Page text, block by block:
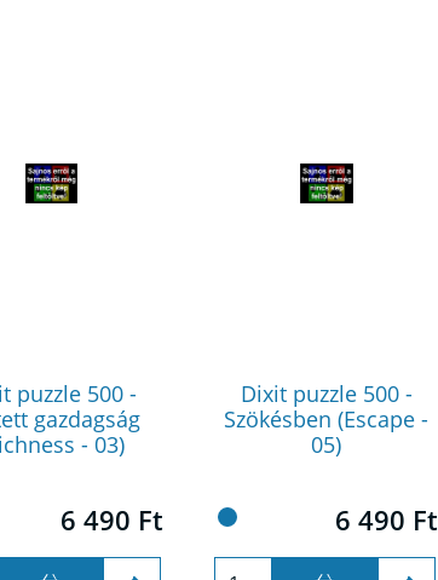
puzzle 500 -
gazdagság
- 03)
6 490 Ft
Dixit puzzle 500 -
Szökésben (Escape -
05)
6 490 Ft